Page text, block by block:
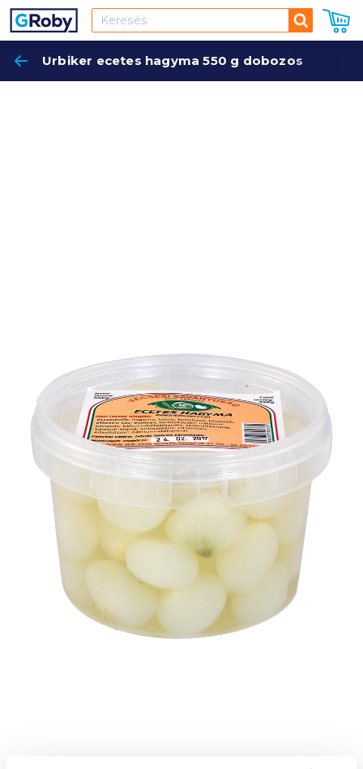
Keresés
Urbiker ecetes hagyma 550 g dobozos